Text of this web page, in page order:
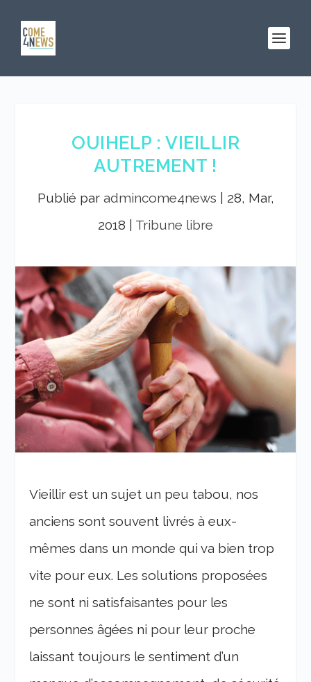
OUIHELP : VIEILLIR
AUTREMENT !
Publié par admincome4news
28, Mar,
2018
Tribune libre
Vieillir est un sujet un peu tabou, nos
anciens sont souvent livrés à eux-
mêmes dans un monde qui va bien trop
vite pour eux. Les solutions proposées
ne sont ni satisfaisantes pour les
personnes âgées ni pour leur proche
laissant toujours le sentiment d’un